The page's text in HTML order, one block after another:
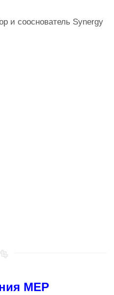
и сооснователь Synergy
MEP